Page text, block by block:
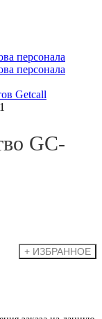
персонала
персонала
Getcall
GC-